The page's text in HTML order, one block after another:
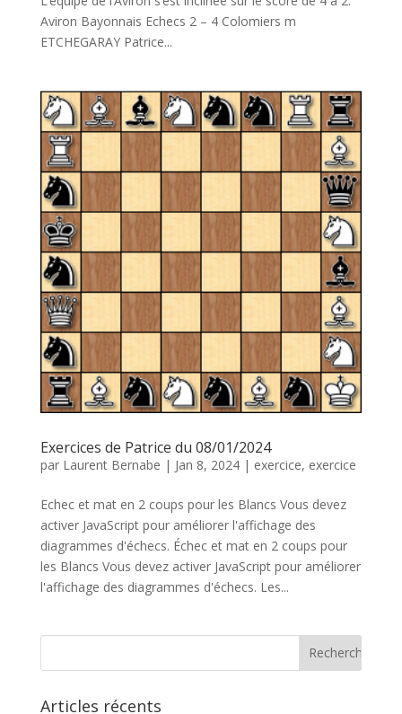
Aviron Bayonnais Echecs 2 – 4 Colomiers m
ETCHEGARAY Patrice...
Exercices de Patrice du 08/01/2024
par Laurent Bernabe | Jan 8, 2024| exercice, exercice
Echec et mat en 2 coups pour les Blancs Vous devez
activer JavaScript pour améliorer l'affichage des
diagrammes d'échecs. Échec et mat en 2 coups pour
les Blancs Vous devez activer JavaScript pour améliorer
l'affichage des diagrammes d'échecs. Les...
Articles récents